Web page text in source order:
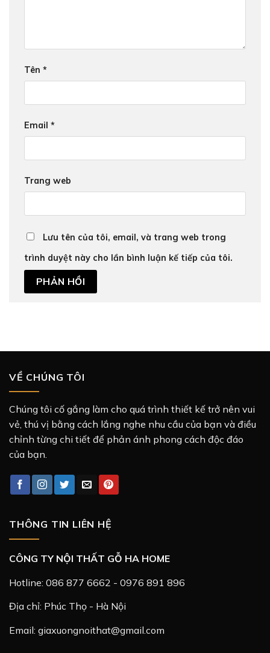
Tên *
Email *
Trang web
Lưu tên của tôi, email, và trang web trong
trình duyệt này cho lần bình luận kế tiếp của tôi.
VỀ CHÚNG TÔI
Chúng tôi cố gắng làm cho quá trình thiết kế trở nên vui
vẻ, thú vị bằng cách lắng nghe nhu cầu của bạn và điều
chỉnh từng chi tiết để phản ánh phong cách độc đáo
của bạn.
THÔNG TIN LIÊN HỆ
CÔNG TY NỘI THẤT GỖ HA HOME
Hotline: 086 877 6662 - 0976 891 896
Địa chỉ: Phúc Thọ - Hà Nội
Email: giaxuongnoithat@gmail.com